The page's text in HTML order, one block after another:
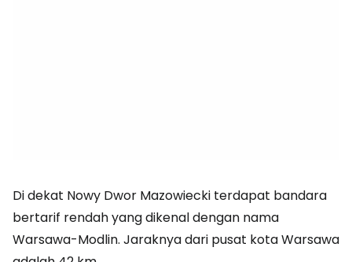
Di dekat Nowy Dwor Mazowiecki terdapat bandara
bertarif rendah yang dikenal dengan nama
Warsawa-Modlin. Jaraknya dari pusat kota Warsawa